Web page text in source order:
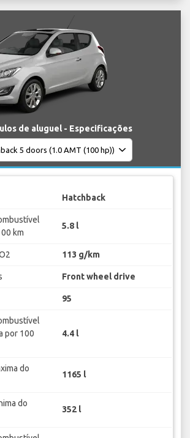
de aluguel - Especificações
Hatchback
km
5.8 l
113 g/km
Front wheel drive
95
por 100
4.4 l
do
1165 l
do
352 l